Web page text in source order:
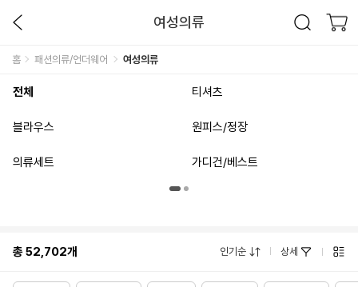
여성의류
홈 패션의류/언더웨어 여성의류
전체 티셔츠
블라우스 원피스/정장
의류세트 가디건/베스트
총52,702개 인기순 상세